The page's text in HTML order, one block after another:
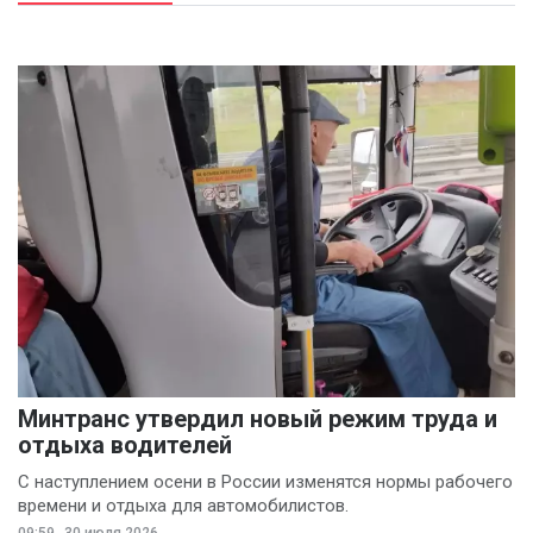
профсоюзов(7)
Шаран Барроу (7)
Анастасия
Чайкисова
Вячеслав Финагин
(5)
Иван Панов
Анна Лопаткина
Артём Шишков(4)
Владимир Ревенку
Вячеслав Чеглов(4)
Минтранс утвердил новый режим труда и
отдыха водителей
С наступлением осени в России изменятся нормы рабочего
времени и отдыха для автомобилистов.